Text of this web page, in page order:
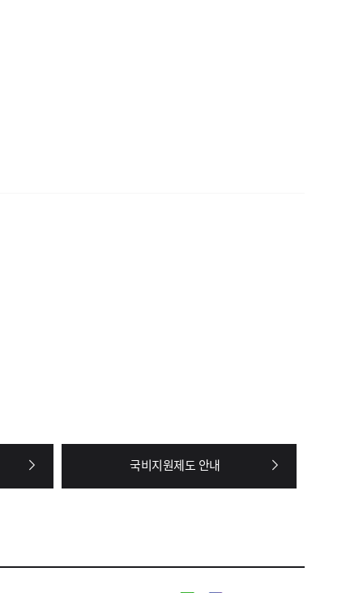
국비지원제도 안내